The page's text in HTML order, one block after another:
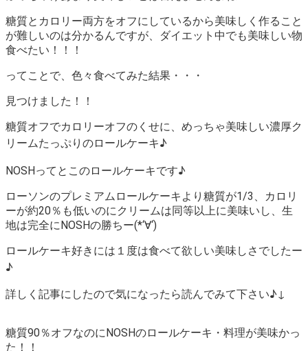
糖質とカロリー両方をオフにしているから美味しく作ること
が難しいのは分かるんですが、
ダイエット中でも美味しい物
食べたい！！！
ってことで、色々食べてみた結果・・・
見つけました！！
糖質オフでカロリーオフのくせに、めっちゃ美味しい濃厚ク
リームたっぷりのロールケーキ♪
NOSHってとこのロールケーキです♪
ローソンのプレミアムロールケーキより糖質が1/3、カロリ
ーが約20％も低いのにクリームは同等以上に美味いし、生
地は完全にNOSHの勝ちー(*‘∀‘)
ロールケーキ好きには１度は食べて欲しい美味しさでしたー
♪
詳しく記事にしたので気になったら読んでみて下さい♪↓
糖質90％オフなのにNOSHのロールケーキ・料理が美味かっ
た！！